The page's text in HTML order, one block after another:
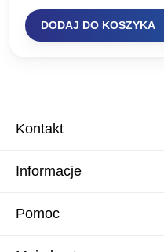
DODAJ DO KOSZYKA
Kontakt
Informacje
Pomoc